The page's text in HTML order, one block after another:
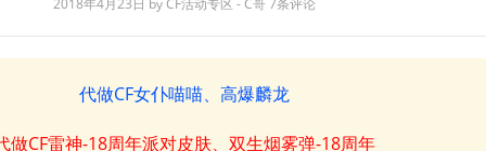
2018年4月23日 byCF活动专区 - C哥 7条评论
代做CF女仆喵喵、高爆麟龙
做CF雷神-18周年派对皮肤、双生烟雾弹-18周年